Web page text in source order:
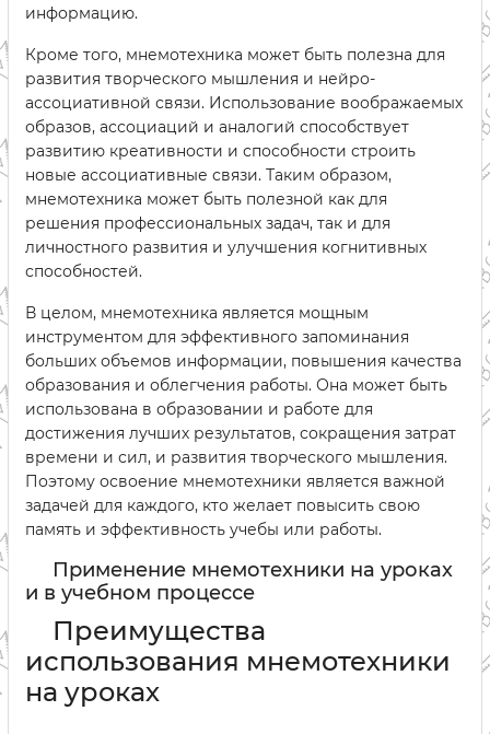
информацию.
Кроме того, мнемотехника может быть полезна для
развития творческого мышления и нейро-
ассоциативной связи. Использование воображаемых
образов, ассоциаций и аналогий способствует
развитию креативности и способности строить
новые ассоциативные связи. Таким образом,
мнемотехника может быть полезной как для
решения профессиональных задач, так и для
личностного развития и улучшения когнитивных
способностей.
В целом, мнемотехника является мощным
инструментом для эффективного запоминания
больших объемов информации, повышения качества
образования и облегчения работы. Она может быть
использована в образовании и работе для
достижения лучших результатов, сокращения затрат
времени и сил, и развития творческого мышления.
Поэтому освоение мнемотехники является важной
задачей для каждого, кто желает повысить свою
память и эффективность учебы или работы.
Применение мнемотехники на уроках
и в учебном процессе
Преимущества
использования мнемотехники
на уроках